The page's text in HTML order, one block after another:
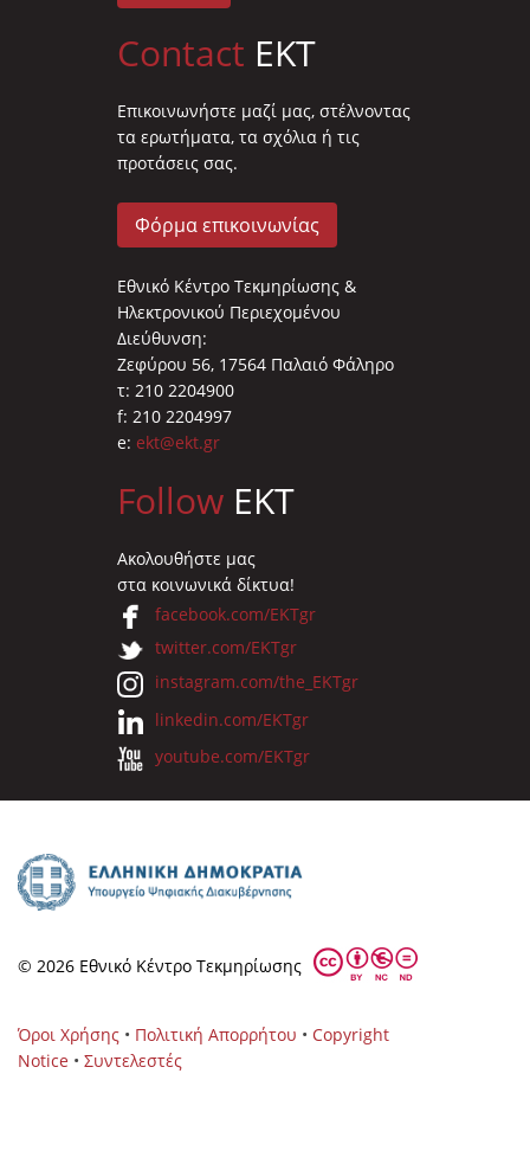
Contact EKT
Επικοινωνήστε μαζί μας, στέλνοντας
τα ερωτήματα, τα σχόλια ή τις
προτάσεις σας.
Φόρμα επικοινωνίας
Εθνικό Κέντρο Τεκμηρίωσης &
Ηλεκτρονικού Περιεχομένου
Διεύθυνση:
Ζεφύρου 56, 17564 Παλαιό Φάληρο
τ: 210 2204900
f: 210 2204997
e: ekt@ekt.gr
Follow EKT
Ακολουθήστε μας
στα κοινωνικά δίκτυα!
facebook.com/EKTgr
twitter.com/EKTgr
instagram.com/the_EKTgr
linkedin.com/EKTgr
youtube.com/EKTgr
© 2026 Eθνικό Κέντρο Τεκμηρίωσης
Όροι Χρήσης • Πολιτική Απορρήτου • Copyright
Notice • Συντελεστές